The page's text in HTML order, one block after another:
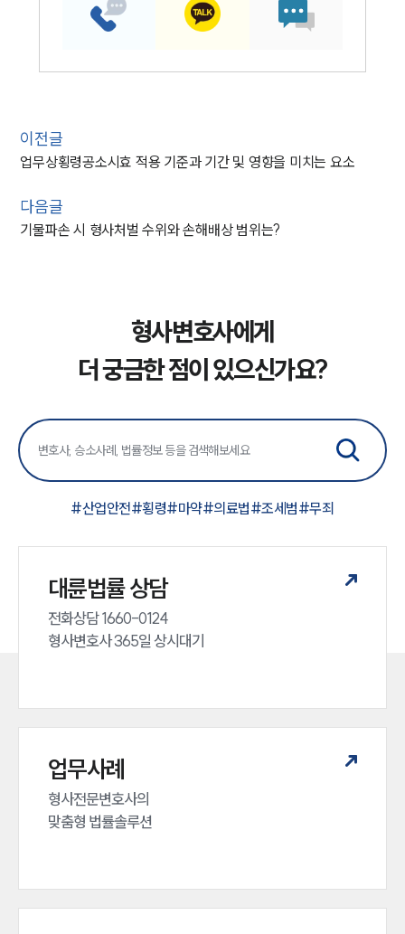
이전글
업무상횡령공소시효 적용 기준과 기간 및 영향을 미치는 요소
다음글
기물파손 시 형사처벌 수위와 손해배상 범위는?
형사변호사에게
더 궁금한 점이 있으신가요?
#산업안전#횡령#마약#의료법#조세범#무죄
대륜법률 상담
전화상담 1660-0124
형사변호사 365일 상시대기
업무사례
형사전문변호사의
맞춤형 법률솔루션